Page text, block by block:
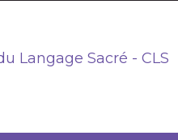
Langage Sacré - CLS